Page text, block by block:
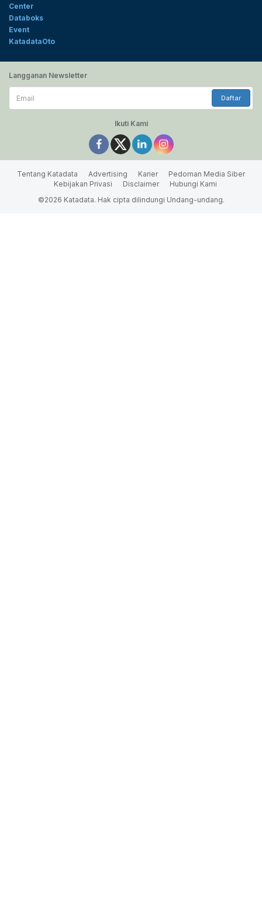
Center
Databoks
Event
KatadataOto
Langganan Newsletter
Email
Daftar
Ikuti Kami
Tentang Katadata Advertising Karier
Pedoman Media Siber
Kebijakan Privasi
Disclaimer
Hubungi Kami
©2026 Katadata. Hak cipta dilindungi Undang-undang.